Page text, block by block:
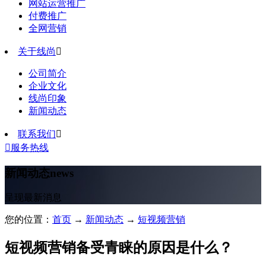
网站运营推广
付费推广
全网营销
关于线尚 
公司简介
企业文化
线尚印象
新闻动态
联系我们
 服务热线
新闻动态news
呈现最新消息
您的位置： 首页 → 新闻动态 → 短视频营销
短视频营销备受青睐的原因是什么？